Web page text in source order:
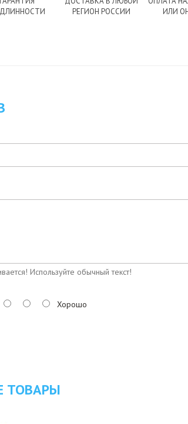
РЕГИОН РОССИИ
ИЛИ
Используйте обычный текст!
Хорошо
ТОВАРЫ